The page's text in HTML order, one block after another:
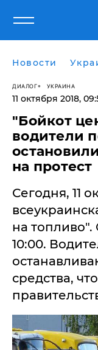
Новости
ДИАЛОГ УКРАИНА
11 октября 2018,
"Бойкот
водители
на протест
Сегодня, 11
на топливо".
10:00.
средства,